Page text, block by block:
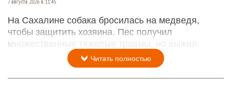
На Сахалине собака бросилась на медведя,
чтобы защитить хозяина. Пес получил
множественные тяжелые травмы, но выжил.
Читать полностью